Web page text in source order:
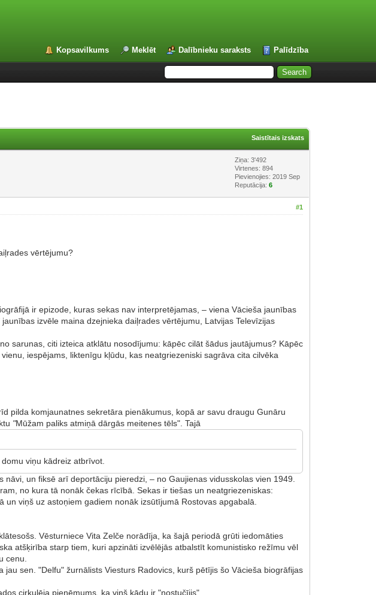
Kopsavilkums Meklēt Dalībnieku saraksts Palīdzība
Saistītais izskats
Ziņa: 3'492
Virtenes: 894
Pievienojies: 2019 Sep
Reputācija:6
#1
vērtējumu?
ir epizode, kuras sekas nav interpretējamas, – viena Vācieša jaunības
izvēle maina dzejnieka daiļrades vērtējumu, Latvijas Televīzijas
sarunas, citi izteica atklātu nosodījumu: kāpēc cilāt šādus jautājumus? Kāpēc
iespējams, liktenīgu kļūdu, kas neatgriezeniski sagrāva cita cilvēka
pilda komjaunatnes sekretāra pienākumus, kopā ar savu draugu Gunāru
"Mūžam paliks atmiņā dārgās meitenes tēls". Tajā
viņu kādreiz atbrīvot.
un fiksē arī deportāciju pieredzi, – no Gaujienas vidusskolas vien 1949.
no kura tā nonāk čekas rīcībā. Sekas ir tiešas un neatgriezeniskas:
viņš uz astoņiem gadiem nonāk izsūtījumā Rostovas apgabalā.
Vēsturniece Vita Zelče norādīja, ka šajā periodā grūti iedomāties
atšķirība starp tiem, kuri apzināti izvēlējās atbalstīt komunistisko režīmu vēl
cenu.
sen. "Delfu" žurnālists Viesturs Radovics, kurš pētījis šo Vācieša biogrāfijas
cirkulēja pieņēmums, ka viņš kādu ir "nostučījis"